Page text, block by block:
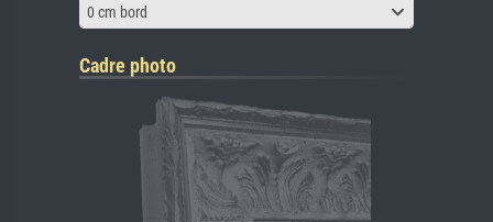
0 cm bord
Cadre photo